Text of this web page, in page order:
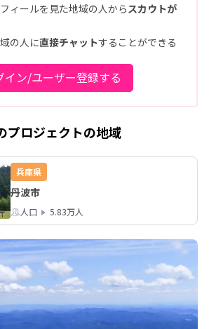
ィールを見た地域の人から スカウトが
の人に直接チャットすることができる
イン/ユーザー登録する
プロジェクトの地域
兵庫県
丹波市
人口 5.83万人